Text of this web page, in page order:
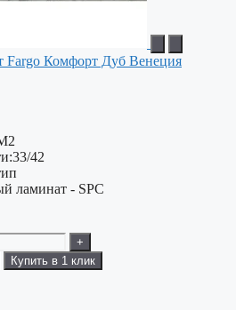
Fargo Комфорт Дуб Венеция
33/42
ламинат - SPC
+
Купить в 1 клик